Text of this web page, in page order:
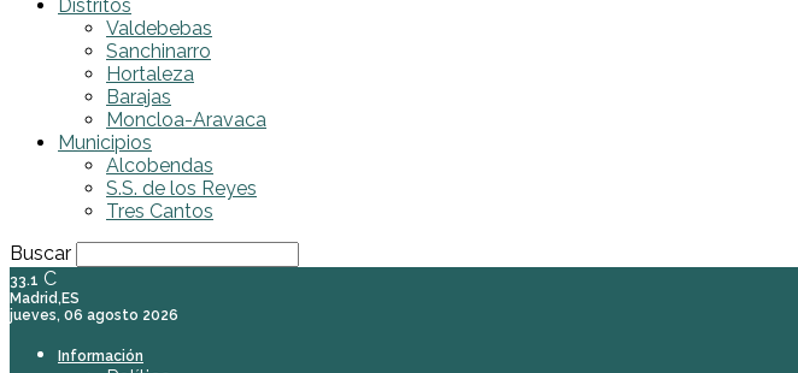
Distritos
Valdebebas
Sanchinarro
Hortaleza
Barajas
Moncloa-Aravaca
Municipios
Alcobendas
S.S. de los Reyes
Tres Cantos
Buscar
33.1 C
Madrid,ES
jueves, 06 agosto 2026
Información